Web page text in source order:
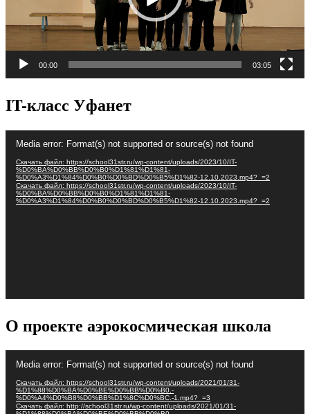
00:00 03:05
IT-класс Уфанет
Видеоплеер
Media error: Format(s) not supported or source(s) not found
Скачать файл: https://school31str.ru/wp-content/uploads/2023/10/IT-
%D0%BA%D0%BB%D0%B0%D1%81%D1%81-
%D0%A3%D1%84%D0%B0%D0%BD%D0%B5%D1%82-12.10.2023.mp4?_=2
Скачать файл: https://school31str.ru/wp-content/uploads/2023/10/IT-
%D0%BA%D0%BB%D0%B0%D1%81%D1%81-
%D0%A3%D1%84%D0%B0%D0%BD%D0%B5%D1%82-12.10.2023.mp4?_=2
О проекте аэрокосмическая школа
Видеоплеер
Media error: Format(s) not supported or source(s) not found
Скачать файл: https://school31str.ru/wp-content/uploads/2021/01/31-
%D1%88%D0%BA%D0%BE%D0%BB%D0%B0.-
%D0%A4%D0%B8%D0%BB%D1%8C%D0%BC.-1.mp4?_=3
Скачать файл: http://school31str.ru/wp-content/uploads/2021/01/31-